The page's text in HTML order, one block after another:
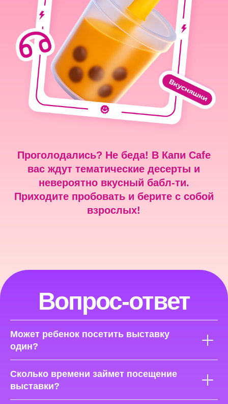
Может ребенок посетить выставку
один?
Сколько времени займет посещение
выставки?